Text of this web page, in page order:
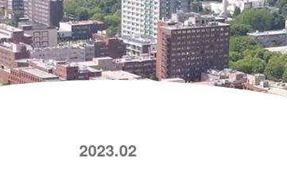
2023.02